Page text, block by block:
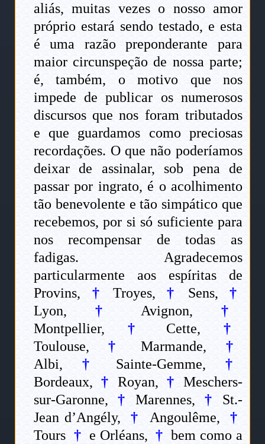
aliás, muitas vezes o nosso amor
próprio estará sendo testado, e esta
é uma razão preponderante para
maior circunspeção de nossa parte;
é, também, o motivo que nos
impede de publicar os numerosos
discursos que nos foram tributados
e que guardamos como preciosas
recordações. O que não poderíamos
deixar de assinalar, sob pena de
passar por ingrato, é o acolhimento
tão benevolente e tão simpático que
recebemos, por si só suficiente para
nos recompensar de todas as
fadigas. Agradecemos
particularmente aos espíritas de
Provins,
† Troyes, † Sens,
†
Lyon,
† Avignon,
†
Montpellier,
† Cette,
†
Toulouse,
† Marmande,
†
Albi,
† Sainte-Gemme,
†
Bordeaux, † Royan, †
Meschers-
sur-Garonne,
† Marennes, †
St.-
Jean d’Angély,
† Angoulême,
†
Tours † e Orléans, † bem como a